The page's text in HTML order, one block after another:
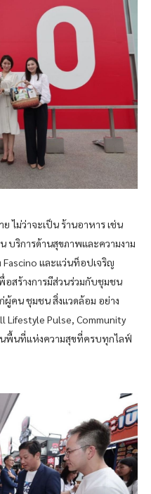
ไม่ว่าจะเป็น ร้านอาหาร เช่น
บริการด้านสุขภาพและความงาม
Fascino และแว่นท็อปเจริญ
สร้างการมีส่วนร่วมกับชุมชน
คน ชุมชน สิ่งแวดล้อม อย่าง
Lifestyle Pulse, Community
นพื้นที่แห่งความสุขที่ครบทุกไลฟ์